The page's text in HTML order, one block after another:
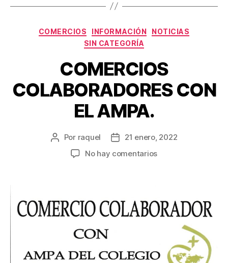
Categorías
COMERCIOS INFORMACIÓN
NOTICIAS
SIN CATEGORÍA
COMERCIOS
COLABORADORES CON
EL AMPA.
Autor
Por raquel
Fecha21 enero, 2022
No hay comentariosen
AMPA.